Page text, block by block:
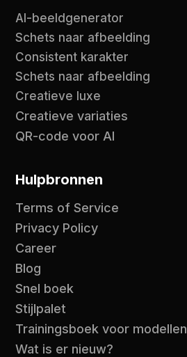
AI-beeldgenerator
Schets naar afbeelding
Consistent karakter
Schets naar afbeelding
Creatieve luxe
Creatieve variaties
QR-code voor AI
Hulpbronnen
Terms of Service
Privacy Policy
Career
Blog
Snel boek
Stijlpalet
Trainingsboek voor modellen
Wat is er nieuw?